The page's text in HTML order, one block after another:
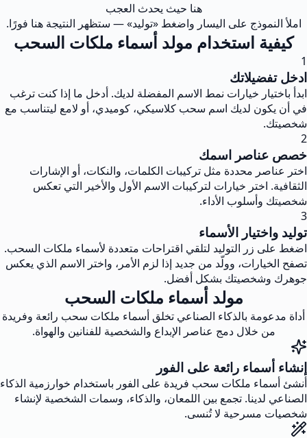
هنا حيث يحدث العجب
املأ النموذج على اليسار واضغط «توليد» — ستظهر النتيجة هنا فورًا.
كيفية استخدام مولد أسماء ملكات السحب
1
ادخل تفضيلاتك
ابدأ باختيار خيارات نمط الاسم المفضلة لديك. أدخل ما إذا كنت ترغب
في أن يكون لديك اسم سحب كلاسيكي، كوميدي، أو لامع ليتناسب مع
شخصيتك.
2
خصص عناصر اسمك
اختر عناصر محددة مثل تركيبات الكلمات، والنكات، أو الإشارات
الثقافية. اختر خيارات لتركيبات الاسم الأول والأخير التي تعكس
شخصيتك وأسلوب الأداء.
3
توليد واختيار الأسماء
اضغط على زر التوليد لتلقي اقتراحات متعددة لأسماء ملكات السحب.
تصفح الخيارات، وولّد من جديد إذا لزم الأمر، واختر الاسم الذي يعكس
جوهرك وشخصيتك بشكل أفضل.
مولد أسماء ملكات السحب
أداة مدعومة بالذكاء الصناعي تخلق أسماء ملكات سحب رائعة وفريدة
من خلال دمج عناصر الإبداع والشخصية للفنانين والهواة.
إنشاء أسماء رائعة على الفور
أنشئ أسماء ملكات سحب فريدة على الفور باستخدام خوارزمية الذكاء
الصناعي لدينا. تجمع بين اللمعان، والذكاء، وسمات الشخصية لإنشاء
شخصيات مسرحية لا تُنسى.